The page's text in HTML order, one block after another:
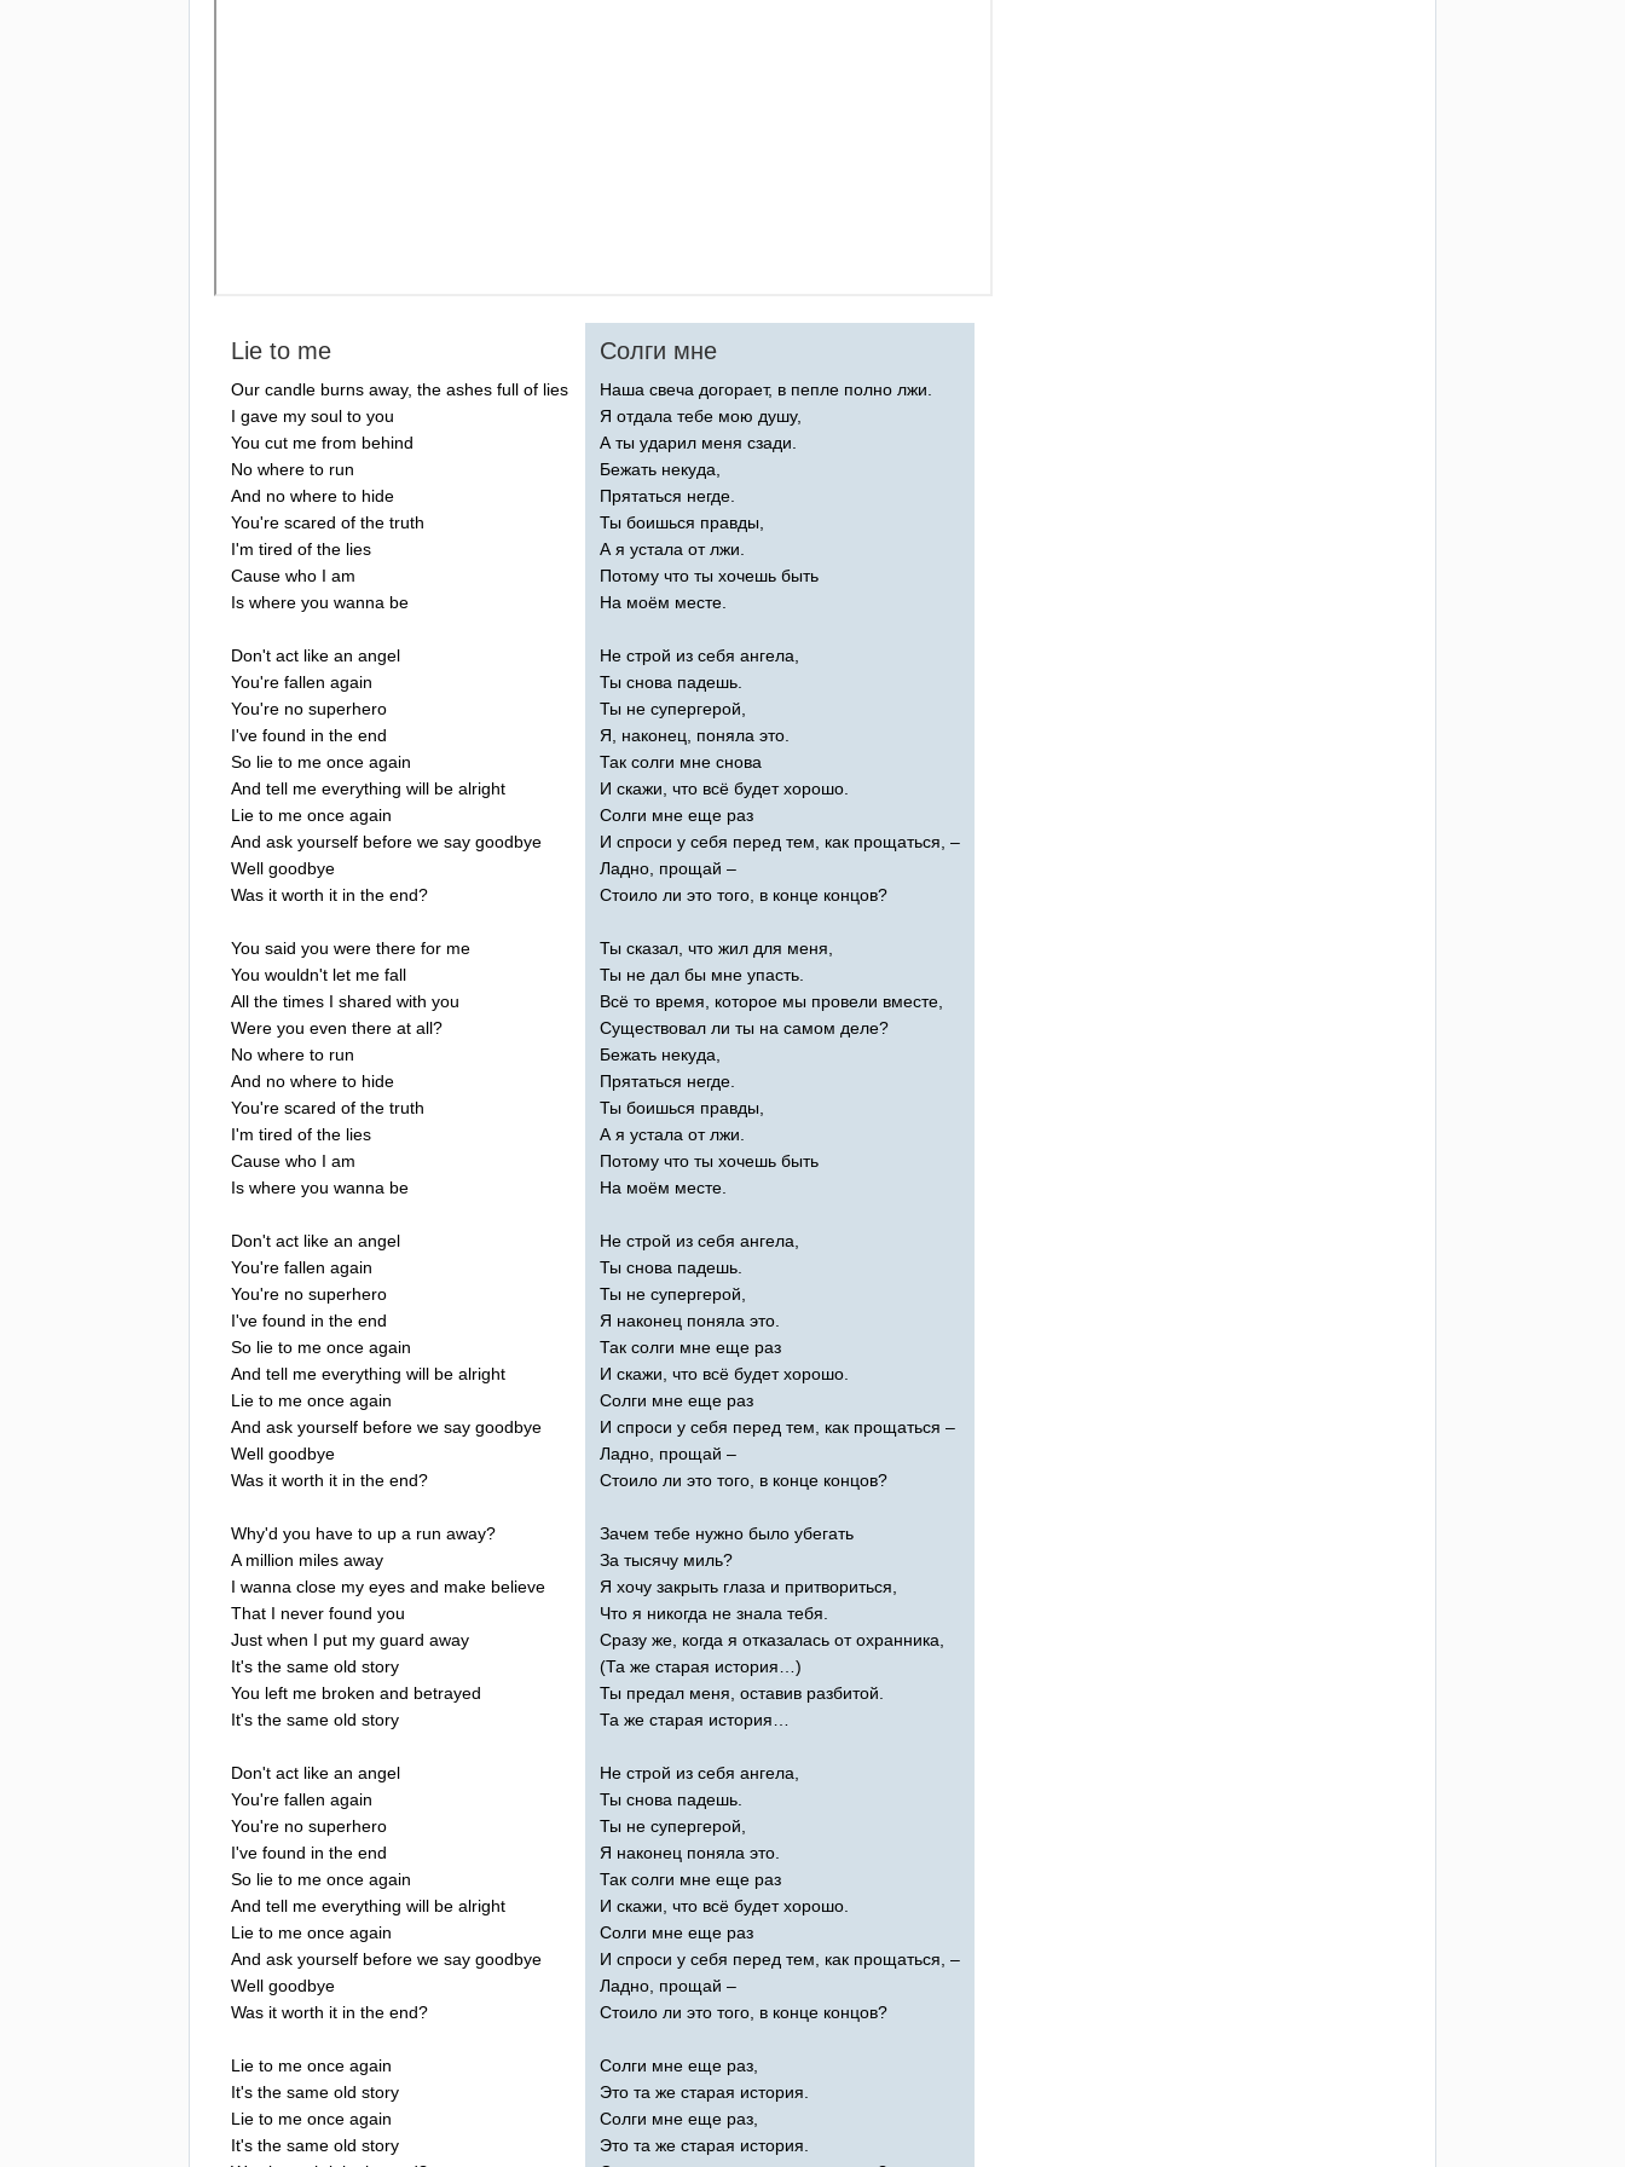
Lie to me
Our candle burns away, the ashes full of lies
I gave my soul to you
You cut me from behind
No where to run
And no where to hide
You're scared of the truth
I'm tired of the lies
Cause who I am
Is where you wanna be
Don't act like an angel
You're fallen again
You're no superhero
I've found in the end
So lie to me once again
And tell me everything will be alright
Lie to me once again
And ask yourself before we say goodbye
Well goodbye
Was it worth it in the end?
You said you were there for me
You wouldn't let me fall
All the times I shared with you
Were you even there at all?
No where to run
And no where to hide
You're scared of the truth
I'm tired of the lies
Cause who I am
Is where you wanna be
Don't act like an angel
You're fallen again
You're no superhero
I've found in the end
So lie to me once again
And tell me everything will be alright
Lie to me once again
And ask yourself before we say goodbye
Well goodbye
Was it worth it in the end?
Why'd you have to up a run away?
A million miles away
I wanna close my eyes and make believe
That I never found you
Just when I put my guard away
It's the same old story
You left me broken and betrayed
It's the same old story
Don't act like an angel
You're fallen again
You're no superhero
I've found in the end
So lie to me once again
And tell me everything will be alright
Lie to me once again
And ask yourself before we say goodbye
Well goodbye
Was it worth it in the end?
Lie to me once again
It's the same old story
Lie to me once again
It's the same old story
Солги мне
Наша свеча догорает, в пепле полно лжи.
Я отдала тебе мою душу,
А ты ударил меня сзади.
Бежать некуда,
Прятаться негде.
Ты боишься правды,
А я устала от лжи.
Потому что ты хочешь быть
На моём месте.
Не строй из себя ангела,
Ты снова падешь.
Ты не супергерой,
Я, наконец, поняла это.
Так солги мне снова
И скажи, что всё будет хорошо.
Солги мне еще раз
И спроси у себя перед тем, как прощаться, –
Ладно, прощай –
Стоило ли это того, в конце концов?
Ты сказал, что жил для меня,
Ты не дал бы мне упасть.
Всё то время, которое мы провели вместе,
Существовал ли ты на самом деле?
Бежать некуда,
Прятаться негде.
Ты боишься правды,
А я устала от лжи.
Потому что ты хочешь быть
На моём месте.
Не строй из себя ангела,
Ты снова падешь.
Ты не супергерой,
Я наконец поняла это.
Так солги мне еще раз
И скажи, что всё будет хорошо.
Солги мне еще раз
И спроси у себя перед тем, как прощаться –
Ладно, прощай –
Стоило ли это того, в конце концов?
Зачем тебе нужно было убегать
За тысячу миль?
Я хочу закрыть глаза и притвориться,
Что я никогда не знала тебя.
Сразу же, когда я отказалась от охранника,
(Та же старая история…)
Ты предал меня, оставив разбитой.
Та же старая история…
Не строй из себя ангела,
Ты снова падешь.
Ты не супергерой,
Я наконец поняла это.
Так солги мне еще раз
И скажи, что всё будет хорошо.
Солги мне еще раз
И спроси у себя перед тем, как прощаться, –
Ладно, прощай –
Стоило ли это того, в конце концов?
Солги мне еще раз,
Это та же старая история.
Солги мне еще раз,
Это та же старая история.